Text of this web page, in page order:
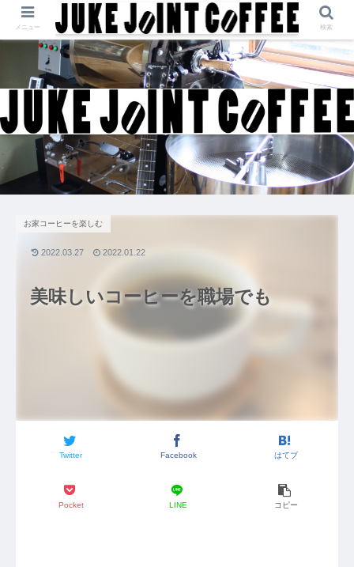
美味しいコーヒーを職場でも
お家コーヒーを楽しむ
Twitter Facebook はてブ
Pocket LINE コピー
2022.03.27 2022.01.22
メニュー 検索